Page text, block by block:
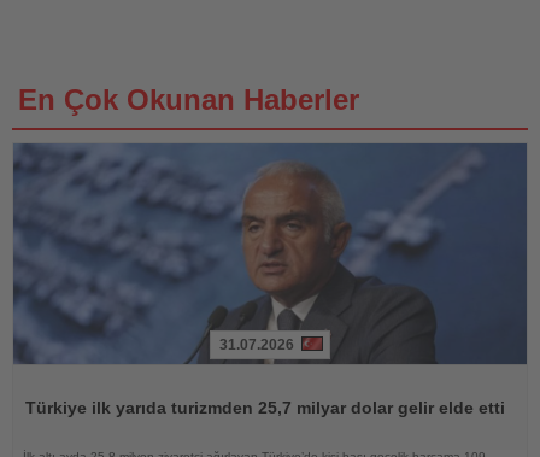
En Çok Okunan Haberler
31.07.2026
Türkiye ilk yarıda turizmden 25,7 milyar dolar gelir elde etti